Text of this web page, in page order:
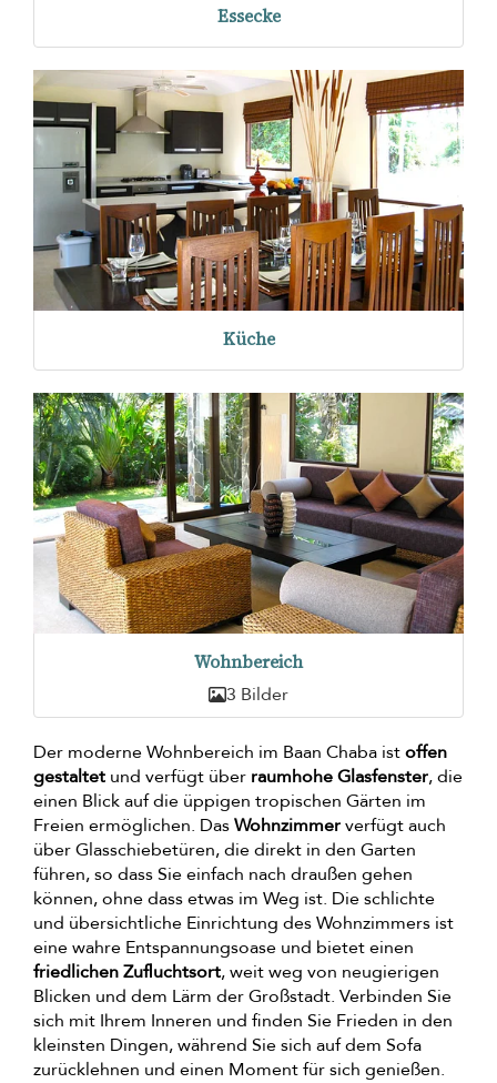
Essecke
Küche
Wohnbereich
3 Bilder
Der moderne Wohnbereich im Baan Chaba istoffen
gestaltet und verfügt über raumhohe Glasfenster, die
einen Blick auf die üppigen tropischen Gärten im
Freien ermöglichen. DasWohnzimmerverfügt auch
über Glasschiebetüren, die direkt in den Garten
führen, so dass Sie einfach nach draußen gehen
können, ohne dass etwas im Weg ist. Die schlichte
und übersichtliche Einrichtung des Wohnzimmers ist
eine wahre Entspannungsoase und bietet einen
friedlichen Zufluchtsort, weit weg von neugierigen
Blicken und dem Lärm der Großstadt. Verbinden Sie
sich mit Ihrem Inneren und finden Sie Frieden in den
kleinsten Dingen, während Sie sich auf dem Sofa
zurücklehnen und einen Moment für sich genießen.